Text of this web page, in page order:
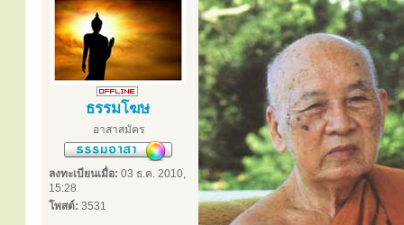
ธรรมโฆษ
อาสาสมัคร
ลงทะเบียนเมื่อ: 03 ธ.ค. 2010,
15:28
โพสต์: 3531